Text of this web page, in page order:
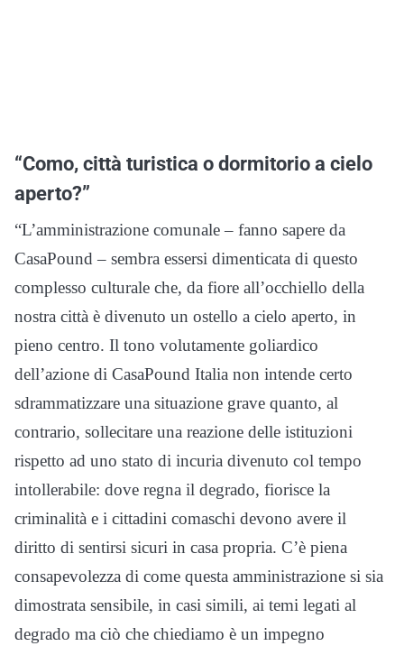
“Como, città turistica o dormitorio a cielo
aperto?”
“L’amministrazione comunale – fanno sapere da
CasaPound – sembra essersi dimenticata di questo
complesso culturale che, da fiore all’occhiello della
nostra città è divenuto un ostello a cielo aperto, in
pieno centro. Il tono volutamente goliardico
dell’azione di CasaPound Italia non intende certo
sdrammatizzare una situazione grave quanto, al
contrario, sollecitare una reazione delle istituzioni
rispetto ad uno stato di incuria divenuto col tempo
intollerabile: dove regna il degrado, fiorisce la
criminalità e i cittadini comaschi devono avere il
diritto di sentirsi sicuri in casa propria. C’è piena
consapevolezza di come questa amministrazione si sia
dimostrata sensibile, in casi simili, ai temi legati al
degrado ma ciò che chiediamo è un impegno